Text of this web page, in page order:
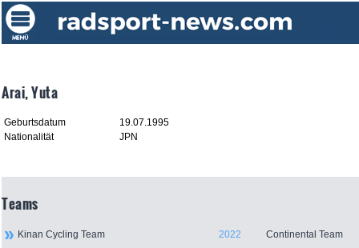
Arai, Yuta
Geburtsdatum
19.07.1995
Nationalität
JPN
Teams
Kinan Cycling Team 2022
Continental Team